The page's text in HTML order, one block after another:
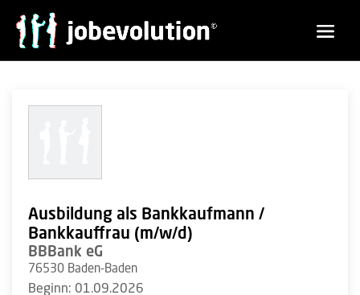
Ausbildung als Bankkaufmann /
Bankkauffrau (m/w/d)
BBBank eG
76530 Baden-Baden
Beginn: 01.09.2026